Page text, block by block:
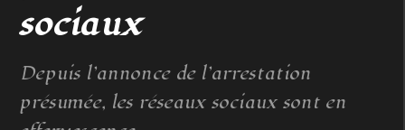
sociaux
Depuis l’annonce de l’arrestation
présumée, les réseaux sociaux sont en